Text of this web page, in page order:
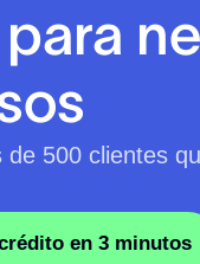
de 500 clientes
en 3 minutos